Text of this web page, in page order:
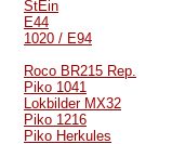
StEin
E44
1020 / E94
Roco BR215 Rep.
Piko 1041
Lokbilder MX32
Piko 1216
Piko Herkules